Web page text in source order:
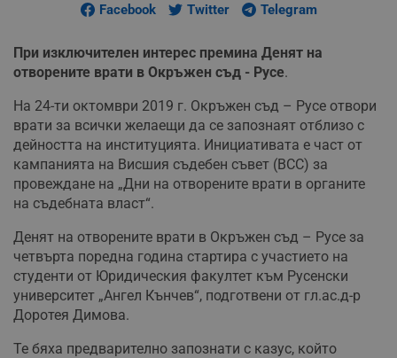
Facebook Twitter Telegram
При изключителен интерес премина Денят на
отворените врати в Окръжен съд - Русе.
На 24-ти октомври 2019 г. Окръжен съд – Русе отвори
врати за всички желаещи да се запознаят отблизо с
дейността на институцията. Инициативата е част от
кампанията на Висшия съдебен съвет (ВСС) за
провеждане на „Дни на отворените врати в органите
на съдебната власт“.
Денят на отворените врати в Окръжен съд – Русе за
четвърта поредна година стартира с участието на
студенти от Юридическия факултет към Русенски
университет „Ангел Кънчев“, подготвени от гл.ас.д-р
Доротея Димова.
Те бяха предварително запознати с казус, който